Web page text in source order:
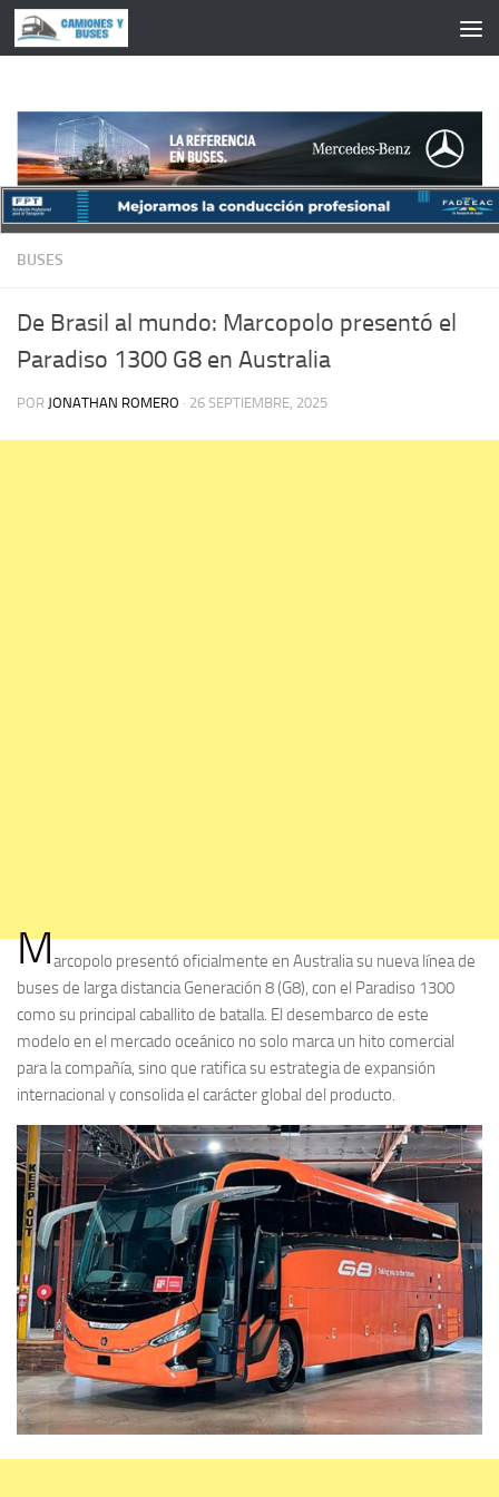
Saltar al contenido
BUSES
De Brasil al mundo: Marcopolo presentó el
Paradiso 1300 G8 en Australia
POR JONATHAN ROMERO · 26 SEPTIEMBRE, 2025
Marcopolo presentó oficialmente en Australia su nueva línea de
buses de larga distancia Generación 8 (G8), con el Paradiso 1300
como su principal caballito de batalla. El desembarco de este
modelo en el mercado oceánico no solo marca un hito comercial
para la compañía, sino que ratifica su estrategia de expansión
internacional y consolida el carácter global del producto.